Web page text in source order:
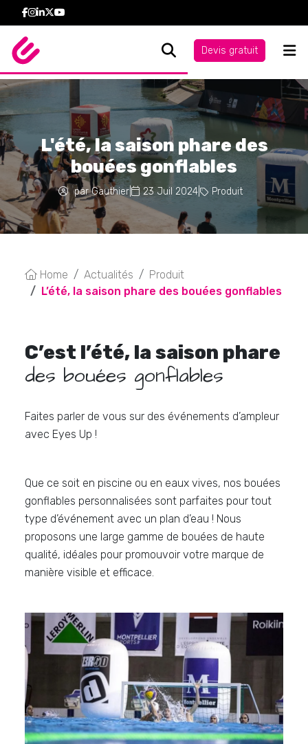
Devis gratuit
L'été, la saison phare des
bouées gonflables
par Gauthier 23 Juil 2024 Produit
Home Actualités
Produit
L’été, la saison phare des bouées gonflables
C’est l’été, la saison phare
des bouées gonflables
Faites parler de vous sur des événements d’ampleur
avec Eyes Up !
Que ce soit en piscine ou en eaux vives, nos bouées
gonflables personnalisées sont parfaites pour tout
type d’événement avec un plan d’eau ! Nous
proposons une large gamme de bouées de haute
qualité, idéales pour promouvoir votre marque de
manière visible et efficace.